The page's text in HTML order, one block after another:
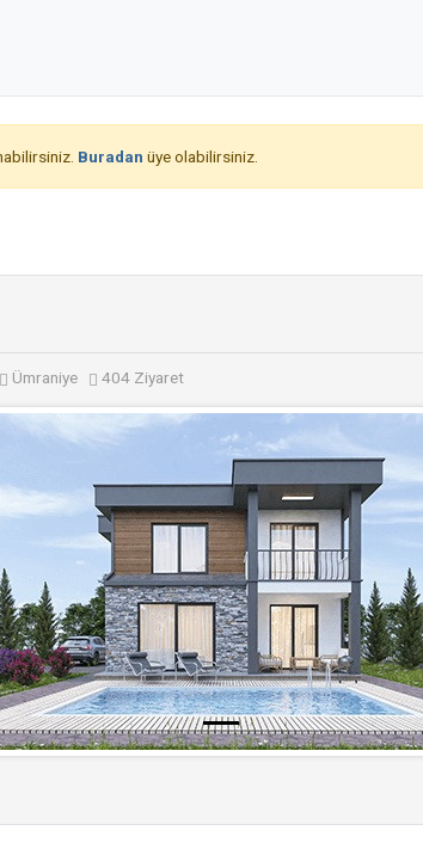
Buradan üye olabilirsiniz.
Ümraniye 404 Ziyaret